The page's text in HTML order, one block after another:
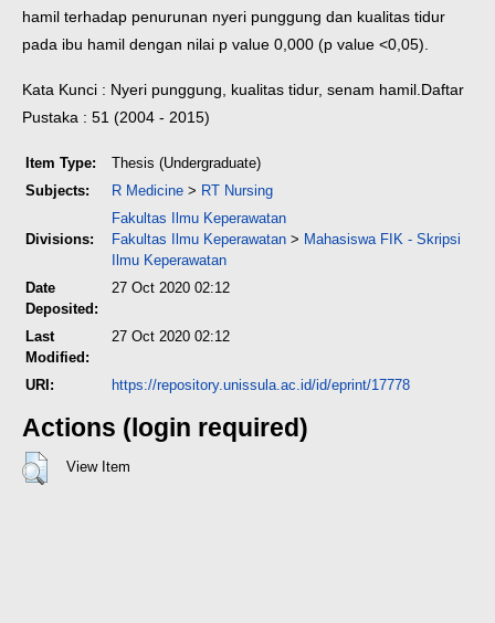
hamil terhadap penurunan nyeri punggung dan kualitas tidur
pada ibu hamil dengan nilai p value 0,000 (p value <0,05).
Kata Kunci : Nyeri punggung, kualitas tidur, senam hamil. Daftar
Pustaka : 51 (2004 - 2015)
Item Type:
Thesis (Undergraduate)
Subjects:
R Medicine > RT Nursing
Divisions:
Fakultas Ilmu Keperawatan
Fakultas Ilmu Keperawatan > Mahasiswa FIK - Skripsi
Ilmu Keperawatan
Date
Deposited:
27 Oct 2020 02:12
Last
Modified:
27 Oct 2020 02:12
URI: https://repository.unissula.ac.id/id/eprint/17778
Actions (login required)
View Item